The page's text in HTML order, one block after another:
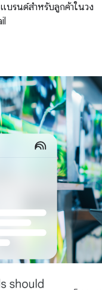
บรนด์สำหรับลูกค้าในวง